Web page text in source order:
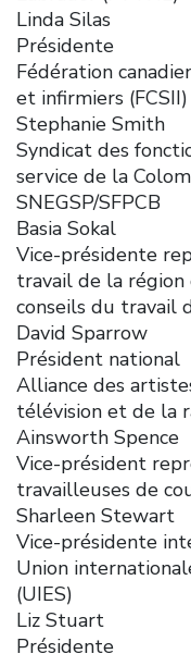
Linda Silas
Présidente
Fédération
et infirmiers (FCSII)
Stephanie Smith
Syndicat des
service de la
SNEGSP/SFPCB
Basia Sokal
Vice-présidente
travail de la
conseils du travail
David Sparrow
Président national
Alliance des
télévision et de la
Ainsworth Spence
Vice-président
travailleuses de
Sharleen Stewart
Vice-présidente
Union
(UIES)
Liz Stuart
Présidente